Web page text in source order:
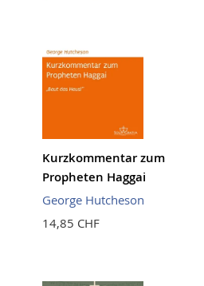
Kurzkommentar zum
Propheten Haggai
George Hutcheson
14,85 CHF